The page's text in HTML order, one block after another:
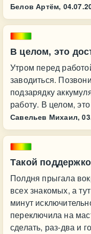
Белов Артём,
В целом, это
Утром перед
заводиться.
подзарядку
работу. В целом,
Савельев Михаил,
Такой
Полдня прыгала
всех знакомых, а
минут
переключила на
сделать, раз-два и